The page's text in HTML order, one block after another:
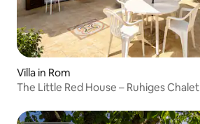
Villa in Rom
The Little Red House – Ruhiges Chalet